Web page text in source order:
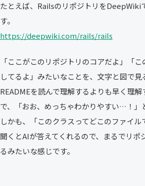
たとえば、RailsのリポジトリをDeepWiki
す。
https://deepwiki.com/rails/rails
「ここがこのリポジトリのコアだよ」「
してるよ」みたいなことを、文字と図で
READMEを読んで理解するよりも早く理
で、「おお、めっちゃわかりやすい…！」
しかも、「このクラスってどこのファイル
聞くとAIが答えてくれるので、まるでリポ
るみたいな感じです。